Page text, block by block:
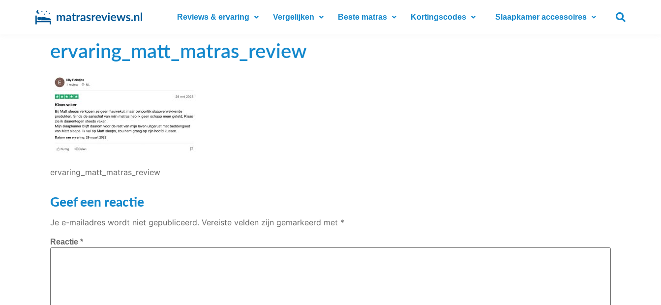
Reviews & ervaring Vergelijken Beste matras Kortingscodes Slaapkamer accessoires
ervaring_matt_matras_review
ervaring_matt_matras_review
Geef een reactie
Je e-mailadres wordt niet gepubliceerd. Vereiste velden zijn gemarkeerd met *
Reactie *